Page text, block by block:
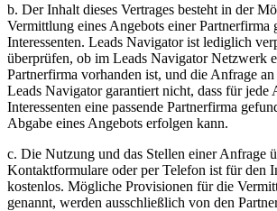
b. Der Inhalt dieses Vertrages besteht in der
Vermittlung eines Angebots einer Partnerfirma
Interessenten. Leads Navigator ist lediglich
überprüfen, ob im Leads Navigator Netzwerk
Partnerfirma vorhanden ist, und die Anfrage
Leads Navigator garantiert nicht, dass für jede
Interessenten eine passende Partnerfirma
Abgabe eines Angebots erfolgen kann.
c. Die Nutzung und das Stellen einer Anfrage
Kontaktformulare oder per Telefon ist für den
kostenlos. Mögliche Provisionen für die
genannt, werden ausschließlich von den